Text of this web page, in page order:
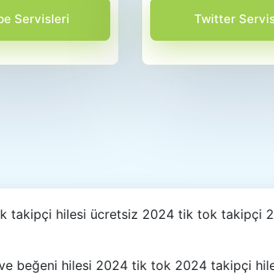
Servisleri Twitter
takipçi hilesi ücretsiz 2024 tik tok takipçi
beğeni hilesi 2024 tik tok 2024 takipçi